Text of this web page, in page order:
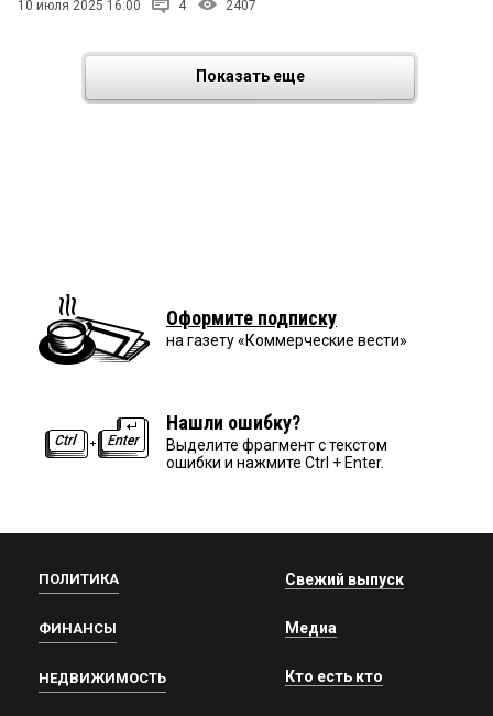
10 июля 2025 16:00 4 2407
Показать еще
Оформите подписку
на газету «Коммерческие вести»
Нашли ошибку?
Выделите фрагмент с текстом
ошибки и нажмите Ctrl + Enter.
ПОЛИТИКА
ФИНАНСЫ
НЕДВИЖИМОСТЬ
Свежий выпуск
Медиа
Кто есть кто